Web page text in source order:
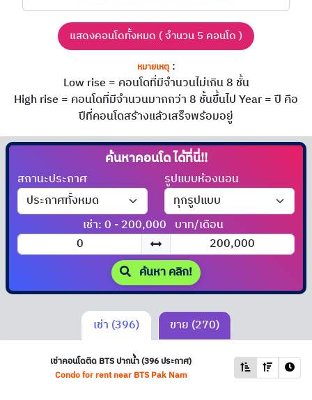
แสดงคอนโดทั้งหมด ( จำนวน 5 คอนโด )
หมายเหตุ:
Low rise = คอนโดที่มีจำนวนไม่เกิน 8 ชั้น
High rise = คอนโดที่มีจำนวนมากกว่า 8 ชั้นขึ้นไปYear = ปี คือ
ปีที่คอนโดสร้างแล้วเสร็จพร้อมอยู่
ค้นหาคอนโดได้ที่นี่!!
สถานะประกาศ รูปแบบห้องนอน
เช่า: 0 - 200,000 บาท/เดือน
ค้นหา คลิก!
เช่า (396) ขาย (270)
เช่าคอนโดติด BTSปากน้ำ (396 ประกาศ)
Condo for rent near BTSPak Nam